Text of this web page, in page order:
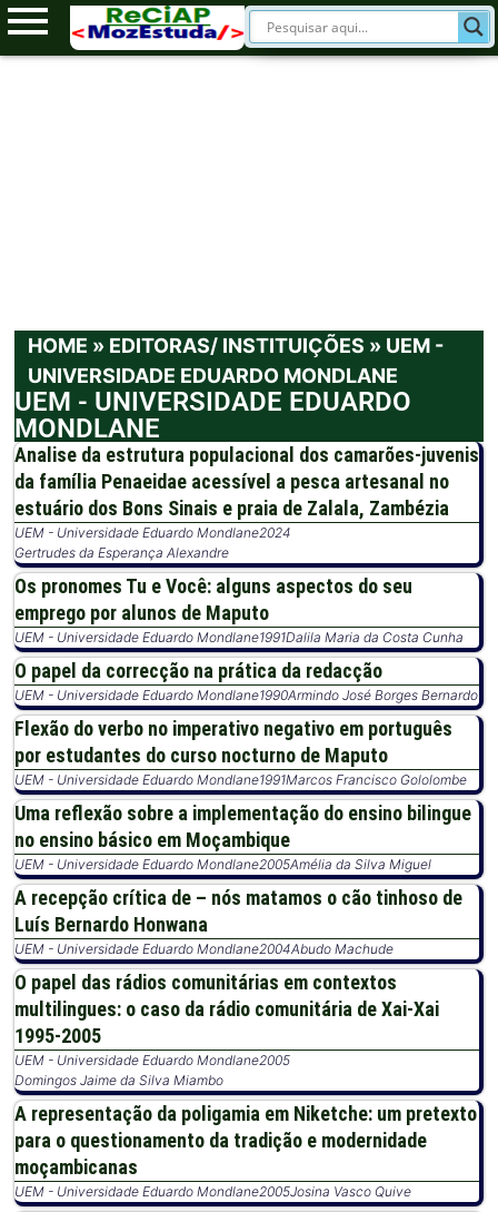
HOME » EDITORAS/ INSTITUIÇÕES » UEM -
UNIVERSIDADE EDUARDO MONDLANE
UEM - UNIVERSIDADE EDUARDO
MONDLANE
Analise da estrutura populacional dos camarões-juvenis
da família Penaeidae acessível a pesca artesanal no
estuário dos Bons Sinais e praia de Zalala, Zambézia
UEM - Universidade Eduardo Mondlane2024
Gertrudes da Esperança Alexandre
Os pronomes Tu e Você: alguns aspectos do seu
emprego por alunos de Maputo
UEM - Universidade Eduardo Mondlane1991Dalila Maria da Costa Cunha
O papel da correcção na prática da redacção
UEM - Universidade Eduardo Mondlane1990Armindo José Borges Bernardo
Flexão do verbo no imperativo negativo em português
por estudantes do curso nocturno de Maputo
UEM - Universidade Eduardo Mondlane1991Marcos Francisco Gololombe
Uma reflexão sobre a implementação do ensino bilingue
no ensino básico em Moçambique
UEM - Universidade Eduardo Mondlane2005Amélia da Silva Miguel
A recepção crítica de – nós matamos o cão tinhoso de
Luís Bernardo Honwana
UEM - Universidade Eduardo Mondlane2004Abudo Machude
O papel das rádios comunitárias em contextos
multilingues: o caso da rádio comunitária de Xai-Xai
1995-2005
UEM - Universidade Eduardo Mondlane2005
Domingos Jaime da Silva Miambo
A representação da poligamia em Niketche: um pretexto
para o questionamento da tradição e modernidade
moçambicanas
UEM - Universidade Eduardo Mondlane2005Josina Vasco Quive